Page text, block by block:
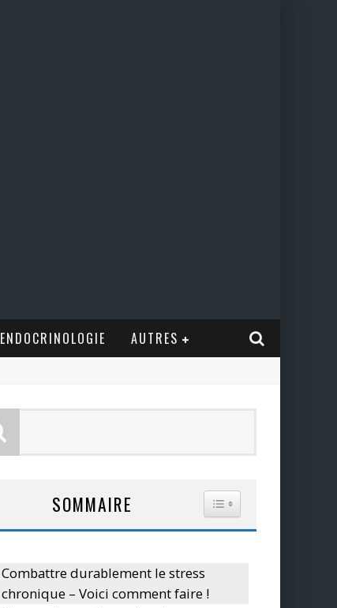
ENDOCRINOLOGIE AUTRES
SOMMAIRE TOGGLE TABLE OF
Combattre durablement le stress
chronique – Voici comment faire !